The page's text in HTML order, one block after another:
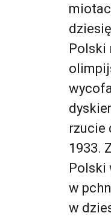
Polski
rzucie
1933.
Polski
w
w